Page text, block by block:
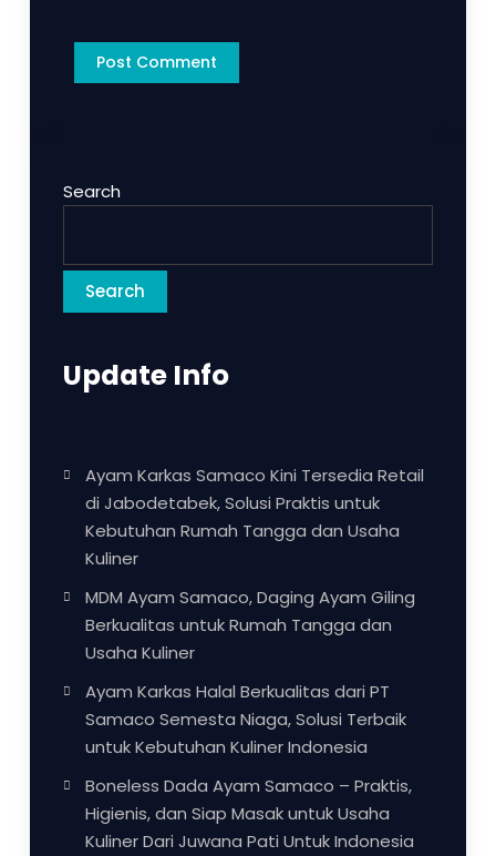
Search
Search
Update Info
Ayam Karkas Samaco Kini Tersedia Retail
di Jabodetabek, Solusi Praktis untuk
Kebutuhan Rumah Tangga dan Usaha
Kuliner
MDM Ayam Samaco, Daging Ayam Giling
Berkualitas untuk Rumah Tangga dan
Usaha Kuliner
Ayam Karkas Halal Berkualitas dari PT
Samaco Semesta Niaga, Solusi Terbaik
untuk Kebutuhan Kuliner Indonesia
Boneless Dada Ayam Samaco – Praktis,
Higienis, dan Siap Masak untuk Usaha
Kuliner Dari Juwana Pati Untuk Indonesia